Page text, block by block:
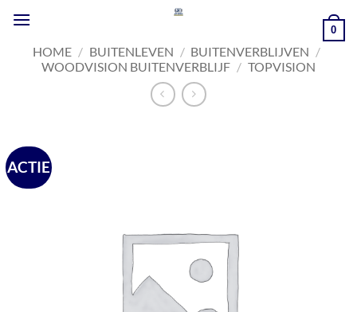
naar
inhoud
0
HOME / BUITENLEVEN / BUITENVERBLIJVEN /
WOODVISION BUITENVERBLIJF / TOPVISION
ACTIE